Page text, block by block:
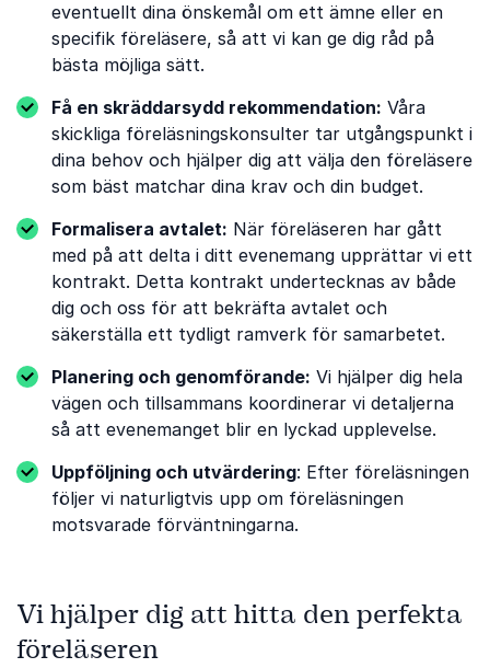
eventuellt dina önskemål om ett ämne eller en
specifik föreläsere, så att vi kan ge dig råd på
bästa möjliga sätt.
Få en skräddarsydd rekommendation: Våra
skickliga föreläsningskonsulter tar utgångspunkt i
dina behov och hjälper dig att välja den föreläsere
som bäst matchar dina krav och din budget.
Formalisera avtalet: När föreläseren har gått
med på att delta i ditt evenemang upprättar vi ett
kontrakt. Detta kontrakt undertecknas av både
dig och oss för att bekräfta avtalet och
säkerställa ett tydligt ramverk för samarbetet.
Planering och genomförande: Vi hjälper dig hela
vägen och tillsammans koordinerar vi detaljerna
så att evenemanget blir en lyckad upplevelse.
Uppföljning och utvärdering: Efter föreläsningen
följer vi naturligtvis upp om föreläsningen
motsvarade förväntningarna.
Vi hjälper dig att hitta den perfekta
föreläseren